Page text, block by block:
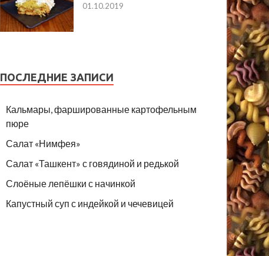
01.10.2019
ПОСЛЕДНИЕ ЗАПИСИ
Кальмары, фаршированные картофельным
пюре
Салат «Нимфея»
Салат «Ташкент» с говядиной и редькой
Слоёные лепёшки с начинкой
Капустный суп с индейкой и чечевицей